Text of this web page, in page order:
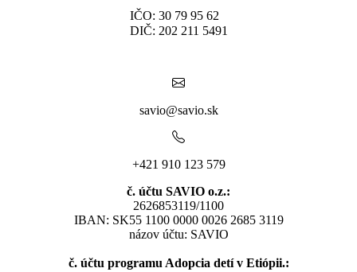
IČO: 30 79 95 62
DIČ: 202 211 5491
savio@savio.sk
+421 910 123 579
č. účtu SAVIO o.z.:
2626853119/1100
IBAN: SK55 1100 0000 0026 2685 3119
názov účtu: SAVIO
č. účtu programu Adopcia detí v Etiópii.: